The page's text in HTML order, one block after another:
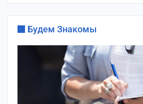
Будем Знакомы